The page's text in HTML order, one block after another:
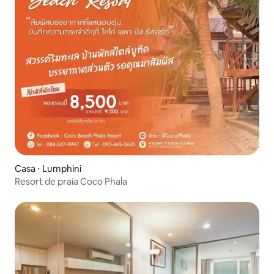
Casa ⋅ Lumphini
Resort de praia Coco Phala